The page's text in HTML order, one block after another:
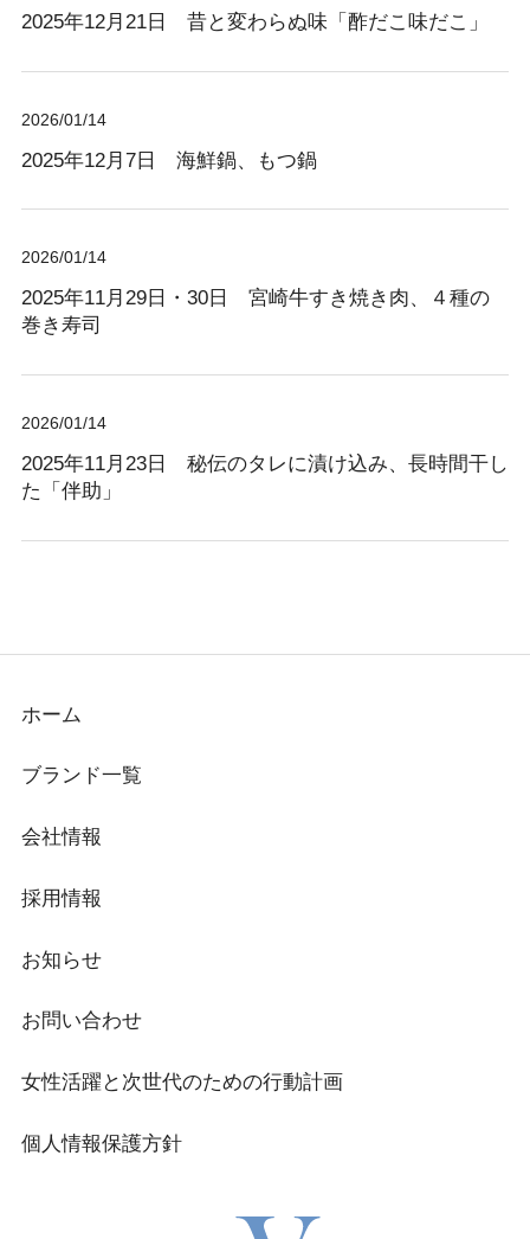
2025年12月21日 昔と変わらぬ味「酢だこ味だこ」
2026/01/14
2025年12月7日 海鮮鍋、もつ鍋
2026/01/14
2025年11月29日・30日 宮崎牛すき焼き肉、４種の
巻き寿司
2026/01/14
2025年11月23日 秘伝のタレに漬け込み、長時間干し
た「伴助」
ホーム
ブランド一覧
会社情報
採用情報
お知らせ
お問い合わせ
女性活躍と次世代のための行動計画
個人情報保護方針